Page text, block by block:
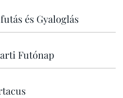
és Gyaloglás
Futónap